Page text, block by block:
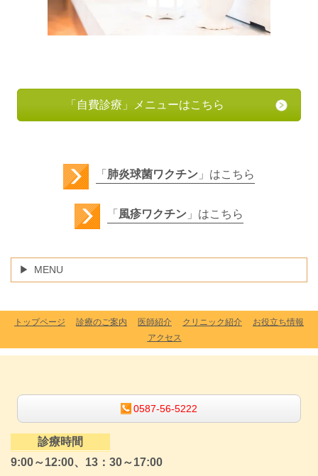
「自費診療」メニューはこちら
「 肺炎球菌ワクチン 」はこちら
「 風疹ワクチン 」はこちら
MENU
トップページ 診療のご案内 医師紹介 クリニック紹介
お役立ち情報
アクセス
0587-56-5222
診療時間
9:00～12:00、13：30～17:00